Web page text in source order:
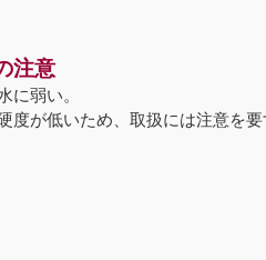
注意
に弱い。
度が低いため、取扱には注意を